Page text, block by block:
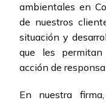
ambientales en
de nuestros
situación y
que les
acción de
En nuestra